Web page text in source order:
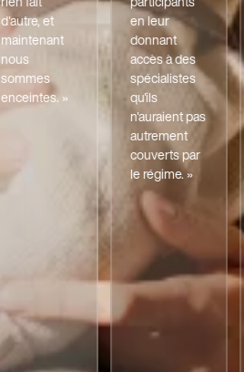
d'autre, et
maintenant
nous
sommes
enceintes. »
en leur
donnant
accès à des
spécialistes
qu'ils
n'auraient pas
autrement
couverts par
le régime. »